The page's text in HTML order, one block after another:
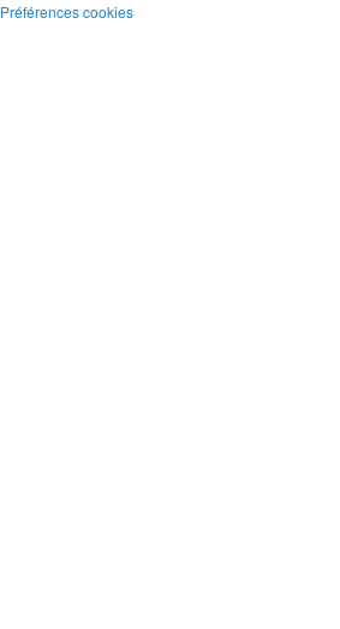
Préférences cookies